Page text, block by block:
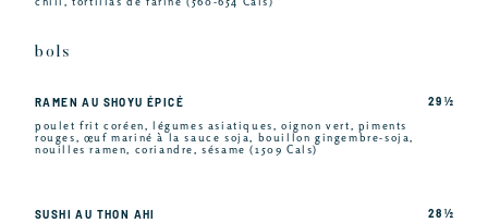
bols
RAMEN AU SHOYU ÉPICÉ
poulet frit coréen, légumes asiatiques, oignon vert, piments
rouges, œuf mariné à la sauce soja, bouillon gingembre-soja,
nouilles ramen, coriandre, sésame (1509 Cals)
29 ½
SUSHI AU THON AHI 28 ½